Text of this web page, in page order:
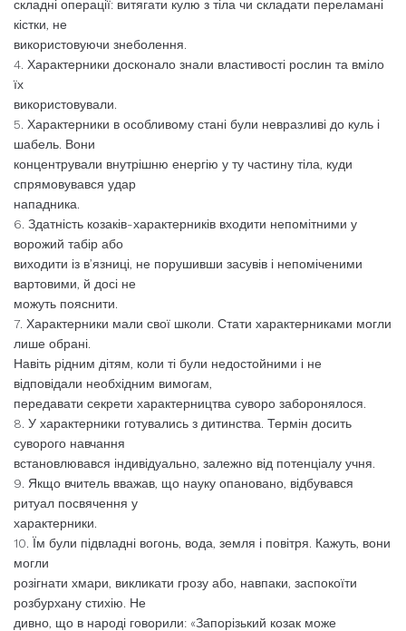
складні операції: витягати кулю з тіла чи складати переламані
кістки, не
використовуючи знеболення.
4. Характерники досконало знали властивості рослин та вміло
їх
використовували.
5. Характерники в особливому стані були невразливі до куль і
шабель. Вони
концентрували внутрішню енергію у ту частину тіла, куди
спрямовувався удар
нападника.
6. Здатність козаків-характерників входити непомітними у
ворожий табір або
виходити із в’язниці, не порушивши засувів і непоміченими
вартовими, й досі не
можуть пояснити.
7. Характерники мали свої школи. Стати характерниками могли
лише обрані.
Навіть рідним дітям, коли ті були недостойними і не
відповідали необхідним вимогам,
передавати секрети характерництва суворо заборонялося.
8. У характерники готувались з дитинства. Термін досить
суворого навчання
встановлювався індивідуально, залежно від потенціалу учня.
9. Якщо вчитель вважав, що науку опановано, відбувався
ритуал посвячення у
характерники.
10. Їм були підвладні вогонь, вода, земля і повітря. Кажуть, вони
могли
розігнати хмари, викликати грозу або, навпаки, заспокоїти
розбурхану стихію. Не
дивно, що в народі говорили: «Запорізький козак може